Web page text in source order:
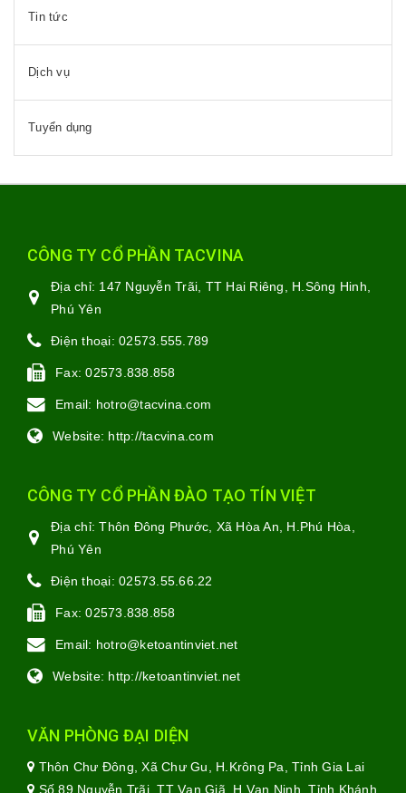
Tin tức
Dịch vụ
Tuyển dụng
CÔNG TY CỔ PHẦN TACVINA
Địa chỉ: 147 Nguyễn Trãi, TT Hai Riêng, H.Sông Hinh,
Phú Yên
Điện thoại: 02573.555.789
Fax:02573.838.858
Email: hotro@tacvina.com
Website: http://tacvina.com
CÔNG TY CỔ PHẦN ĐÀO TẠO TÍN VIỆT
Địa chỉ:Thôn Đông Phước, Xã Hòa An, H.Phú Hòa,
Phú Yên
Điện thoại: 02573.55.66.22
Fax:02573.838.858
Email: hotro@ketoantinviet.net
Website: http://ketoantinviet.net
VĂN PHÒNG ĐẠI DIỆN
Thôn Chư Đông, Xã Chư Gu, H.Krông Pa, Tỉnh Gia Lai
Số 89 Nguyễn Trãi, TT Vạn Giã, H.Vạn Ninh, Tỉnh Khánh